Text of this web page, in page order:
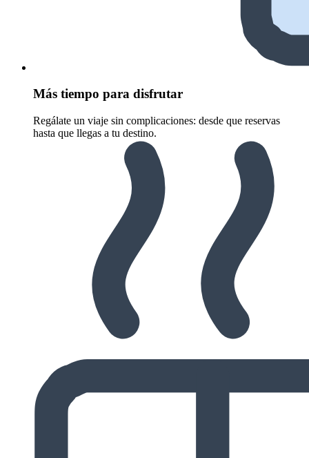
Más tiempo para disfrutar
Regálate un viaje sin complicaciones: desde que reservas
hasta que llegas a tu destino.